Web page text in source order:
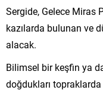
Sergide, Gelece Miras
kazılarda bulunan ve
alacak.
Bilimsel bir keşfin ya
doğdukları